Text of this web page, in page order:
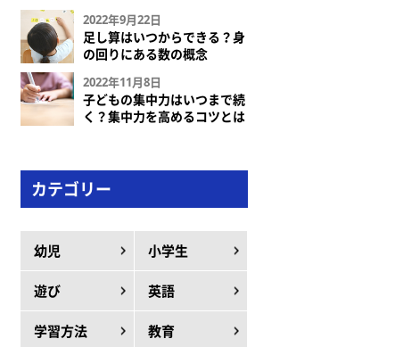
2022年9月22日
足し算はいつからできる？身
の回りにある数の概念
2022年11月8日
子どもの集中力はいつまで続
く？集中力を高めるコツとは
カテゴリー
幼児 小学生
遊び 英語
学習方法 教育